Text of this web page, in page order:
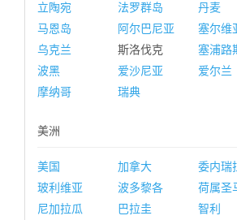
立陶宛
法罗群岛
丹麦
马恩岛
阿尔巴尼亚
塞尔维
乌克兰
斯洛伐克
塞浦路
波黑
爱沙尼亚
爱尔兰
摩纳哥
瑞典
美洲
美国 加拿大
委内瑞
玻利维亚
波多黎各
荷属圣
尼加拉瓜
巴拉圭
智利